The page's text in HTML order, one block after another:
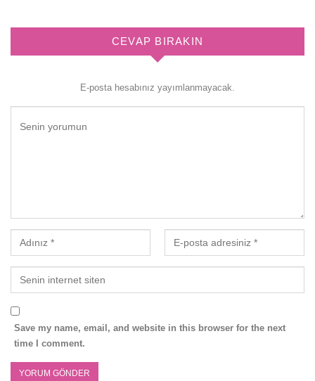
CEVAP BIRAKIN
E-posta hesabınız yayımlanmayacak.
Save my name, email, and website in this browser for the next
time I comment.